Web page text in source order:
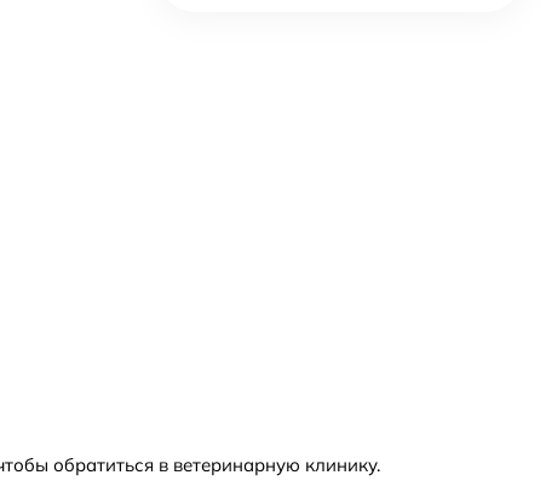
обратиться в ветеринарную клинику.